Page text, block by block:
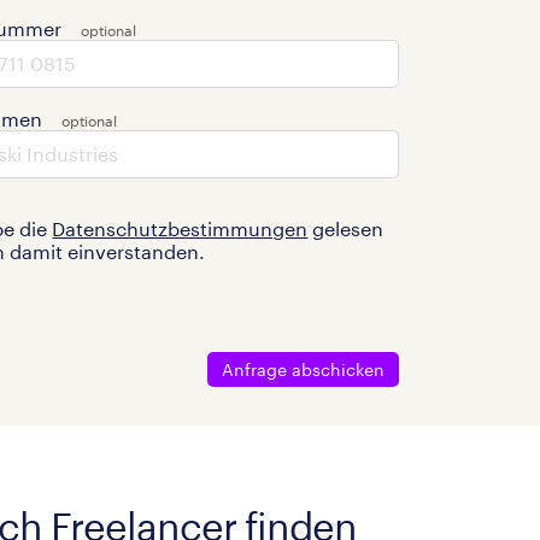
die Datenschutzbestimmungen gelesen
damit einverstanden.
Anfrage abschicken
Freelancer finden